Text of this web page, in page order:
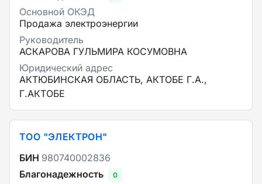
Основной ОКЭД
Продажа электроэнергии
Руководитель
АСКАРОВА ГУЛЬМИРА КОСУМОВНА
Юридический адрес
АКТЮБИНСКАЯ ОБЛАСТЬ, АКТОБЕ Г.А.,
Г.АКТОБЕ
ТОО "ЭЛЕКТРОН"
БИН 980740002836
Благонадежность
0